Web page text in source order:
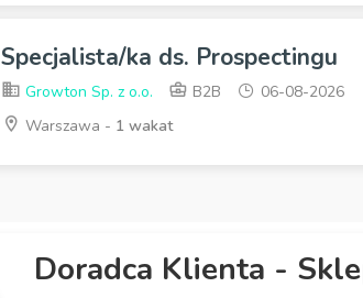
Specjalista/ka ds. Prospectingu
Growton Sp. z o.o. B2B
06-08-2026
Warszawa - 1 wakat
Doradca Klienta -